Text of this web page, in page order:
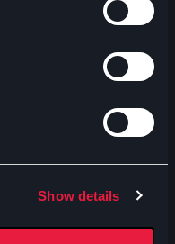
Show details